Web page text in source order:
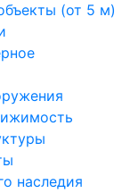
(от 5 м)
наследия